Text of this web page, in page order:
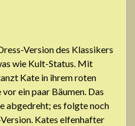
Version des Klassikers
wie Kult-Status. Mit
Kate in ihrem roten
ein paar Bäumen. Das
abgedreht; es folgte noch
Kates elfenhafter